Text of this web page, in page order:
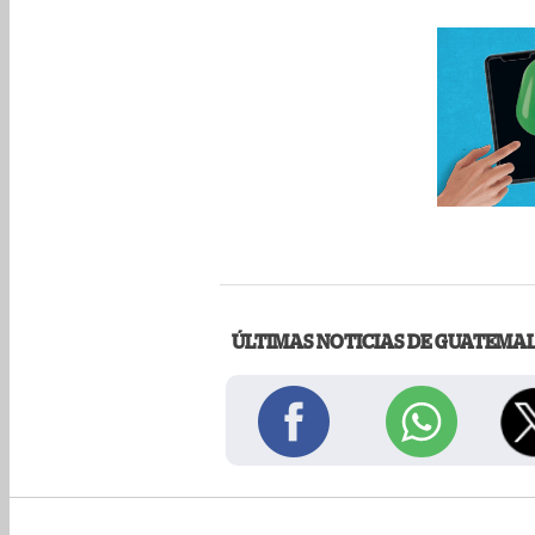
ÚLTIMAS NOTICIAS DE